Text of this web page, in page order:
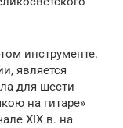
инст­рументе.
является
для шести
на гитаре»
XIX в. на